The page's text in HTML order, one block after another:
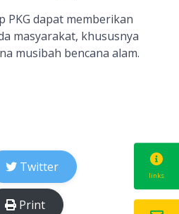
PKG dapat memberikan
masyarakat, khususnya
musibah bencana alam.
Twitter
Print
links